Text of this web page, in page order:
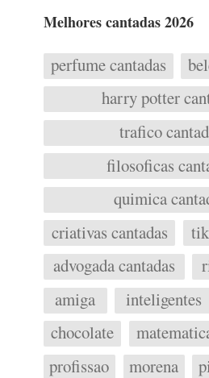
Melhores cantadas 2026
perfume cantadas
harry potter
trafico
filosoficas
quimica
criativas cantadas
advogada cantadas
amiga
inteligentes
chocolate
profissao
morena